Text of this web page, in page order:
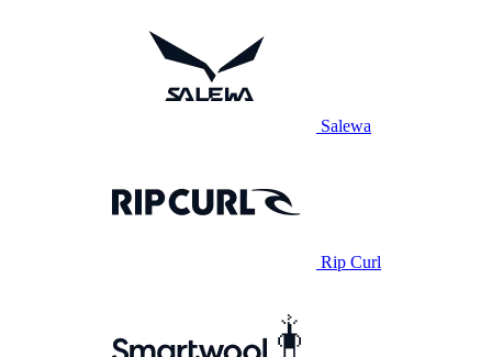
Salewa
Rip Curl